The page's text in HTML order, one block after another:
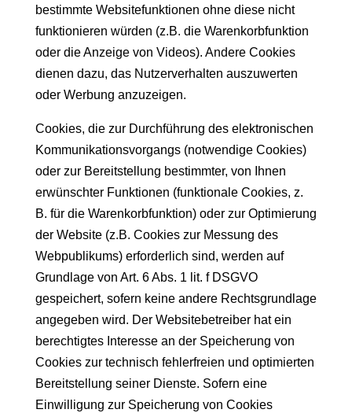
bestimmte Websitefunktionen ohne diese nicht
funktionieren würden (z.B. die Warenkorbfunktion
oder die Anzeige von Videos). Andere Cookies
dienen dazu, das Nutzerverhalten auszuwerten
oder Werbung anzuzeigen.
Cookies, die zur Durchführung des elektronischen
Kommunikationsvorgangs (notwendige Cookies)
oder zur Bereitstellung bestimmter, von Ihnen
erwünschter Funktionen (funktionale Cookies, z.
B. für die Warenkorbfunktion) oder zur Optimierung
der Website (z.B. Cookies zur Messung des
Webpublikums) erforderlich sind, werden auf
Grundlage von Art. 6 Abs. 1 lit. f DSGVO
gespeichert, sofern keine andere Rechtsgrundlage
angegeben wird. Der Websitebetreiber hat ein
berechtigtes Interesse an der Speicherung von
Cookies zur technisch fehlerfreien und optimierten
Bereitstellung seiner Dienste. Sofern eine
Einwilligung zur Speicherung von Cookies